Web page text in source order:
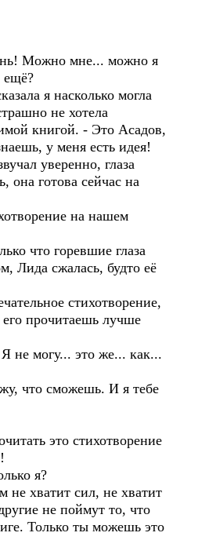
Можно мне... можно я
ещё?
я насколько могла
не хотела
книгой. - Это Асадов,
у меня есть идея!
уверенно, глаза
она готова сейчас на
на нашем
что горевшие глаза
Лида сжалась, будто её
стихотворение,
прочитаешь лучше
не могу... это же... как...
что сможешь. И я тебе
это стихотворение
я?
не хватит сил, не хватит
не поймут то, что
Только ты можешь это